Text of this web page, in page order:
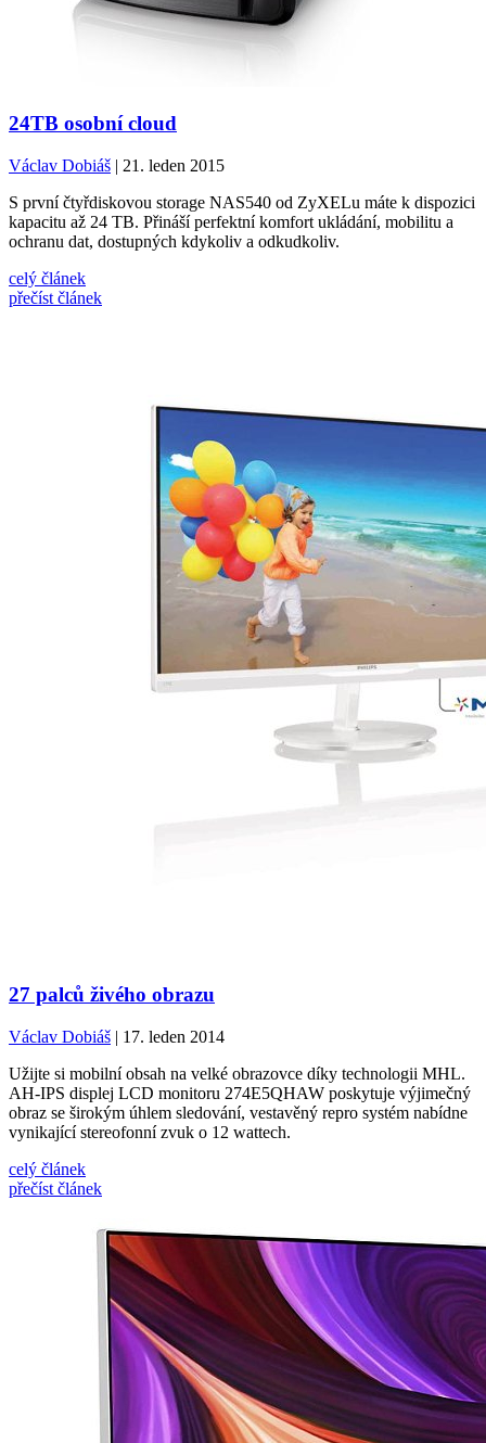
24TB osobní cloud
Václav Dobiáš | 21. leden 2015
S první čtyřdiskovou storage NAS540 od ZyXELu máte k dispozici
kapacitu až 24 TB. Přináší perfektní komfort ukládání, mobilitu a
ochranu dat, dostupných kdykoliv a odkudkoliv.
celý článek
přečíst článek
27 palců živého obrazu
Václav Dobiáš | 17. leden 2014
Užijte si mobilní obsah na velké obrazovce díky technologii MHL.
AH-IPS displej LCD monitoru 274E5QHAW poskytuje výjimečný
obraz se širokým úhlem sledování, vestavěný repro systém nabídne
vynikající stereofonní zvuk o 12 wattech.
celý článek
přečíst článek